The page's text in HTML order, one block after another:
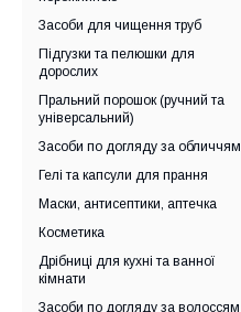
Засоби для чищення труб
Підгузки та пелюшки для
дорослих
Пральний порошок (ручний та
універсальний)
Засоби по догляду за обличчям
Гелі та капсули для прання
Маски, антисептики, аптечка
Косметика
Дрібниці для кухні та ванної
кімнати
Засоби по догляду за волоссям